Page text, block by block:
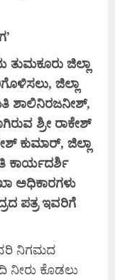
ತುಮಕೂರು ಜಿಲ್ಲಾ
ಜಿಲ್ಲಾ
ಶಾಲಿನಿರಜನೀಶ್,
ಶ್ರೀ ರಾಕೇಶ್
ಕುಮಾರ್, ಜಿಲ್ಲಾ
ಕಾರ್ಯದರ್ಶಿ
ಅಧಿಕಾರಗಳು
ಪತ್ರಇವರಿಗೆ
ನಿಗಮದ
ನೀರು ಕೊಡಲು